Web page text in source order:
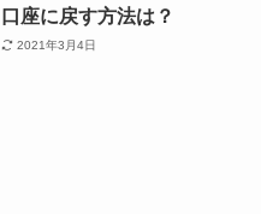
口座に戻す方法は？
2021年3月4日